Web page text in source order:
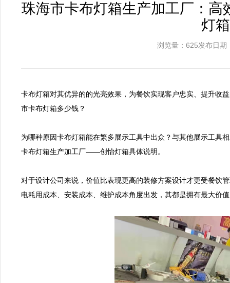
珠海市卡布灯箱生产加工厂：
灯
浏览量：625发布日期
卡布灯箱对其优异的的光亮效果，为餐饮实现客户忠实、提升收
市卡布灯箱多少钱？
为哪种原因卡布灯箱能在繁多展示工具中出众？与其他展示工具
卡布灯箱生产加工厂——创怡灯箱具体说明。
对于设计公司来说，价值比表现更高的装修方案设计才更受餐饮
电耗用成本、安装成本、维护成本角度出发，其都是拥有最大价